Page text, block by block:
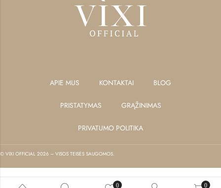
APIE MUS KONTAKTAI BLOG
PRISTATYMAS GRĄŽINIMAS
PRIVATUMO POLITIKA
© VIXI OFFICIAL 2026 – VISOS TEISĖS SAUGOMOS.
0 0